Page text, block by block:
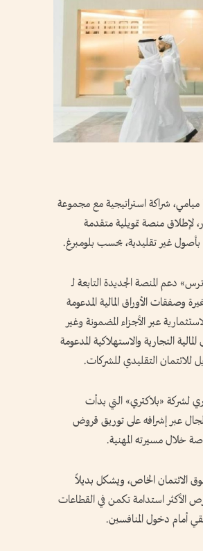
ميامي، شراكة استراتيجية مع مجموعة
لإطلاق منصة تمويلية متقدمة
بأصول غير تقليدية، بحسب بلومبرغ.
دعم المنصة الجديدة التابعة لـ
وصفقات الأوراق المالية المدعومة
عبر الأجزاء المضمونة وغير
التجارية والاستهلاكية المدعومة
للائتمان التقليدي للشركات.
لشركة «بلاكتري» التي بدأت
عبر إشرافه على توريق قروض
الائتمان الخاص، ويشكل بديلاً
الأكثر استدامة تكمن في القطاعات
أمام دخول المنافسين.